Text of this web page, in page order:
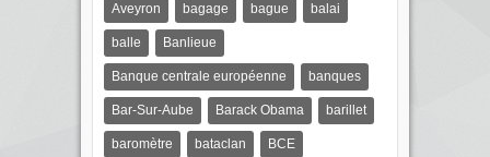
Aveyron bagage bague balai
balle Banlieue
Banque centrale européenne banques
Bar-Sur-Aube Barack Obama barillet
baromètre bataclan BCE